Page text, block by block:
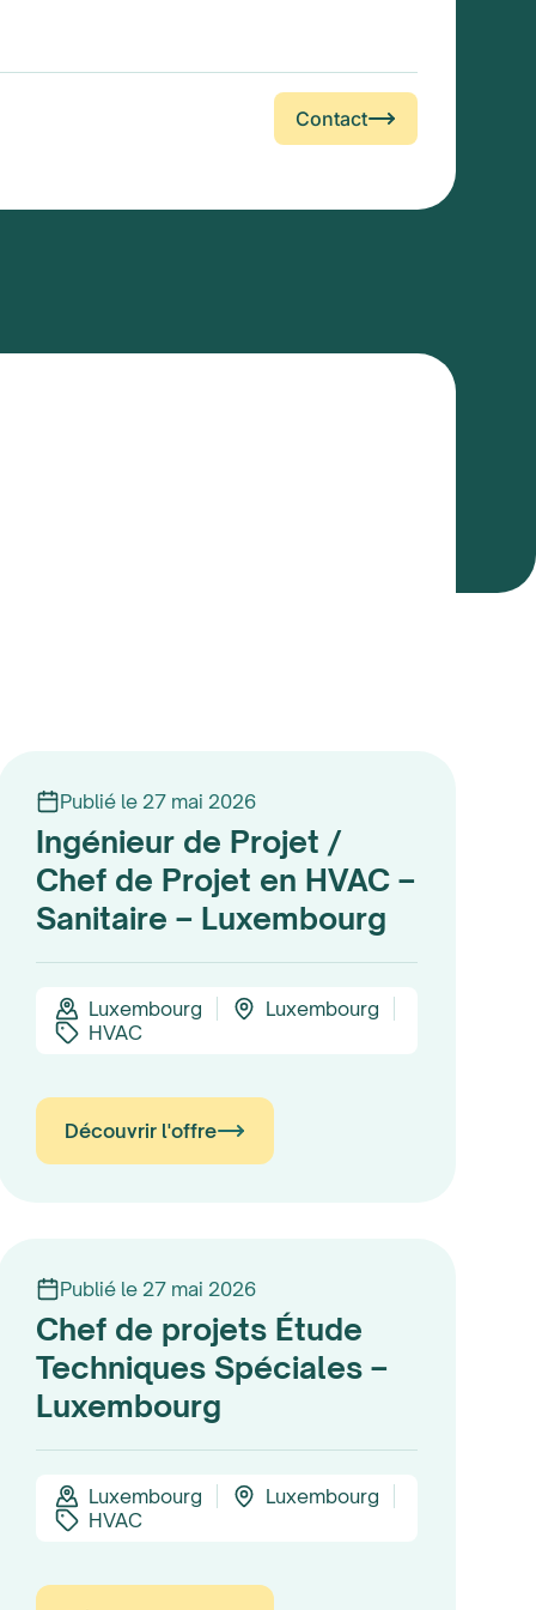
Contact
Publié le 27 mai 2026
Ingénieur de Projet /
Chef de Projet en HVAC –
Sanitaire – Luxembourg
Luxembourg
Luxembourg
HVAC
Découvrir l'offre
Publié le 27 mai 2026
Chef de projets Étude
Techniques Spéciales –
Luxembourg
Luxembourg
Luxembourg
HVAC